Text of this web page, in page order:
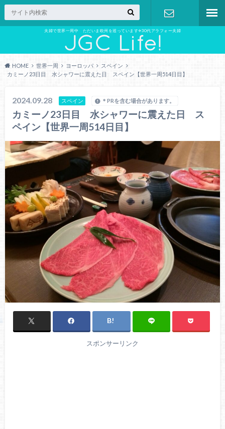
夫婦で世界一周中 ただいま欧州を巡っています✈︎30代アラフォー夫婦
お問い合わ
HOME 世界一周 ヨーロッパ
スペイン
カミーノ23日目 水シャワーに震えた日 スペイン【世界一周514日目】
2024.09.28 スペイン ＊PRを含む場合があります。
カミーノ23日目 水シャワーに震えた日 ス
ペイン【世界一周514日目】
スポンサーリンク